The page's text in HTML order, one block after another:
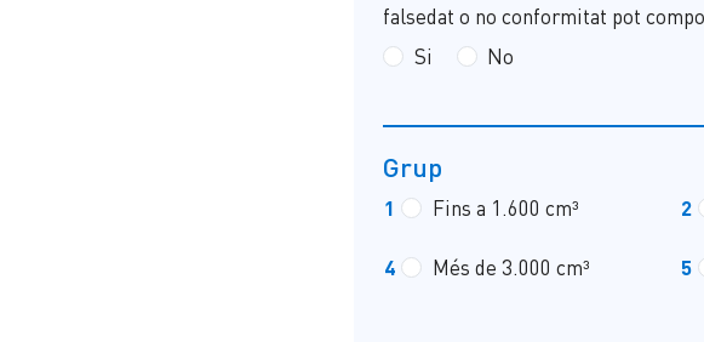
falsedat o no conformitat pot
Si
No
Grup
1 Fins a 1.600 cm³ 2
4 Més de 3.000 cm³ 5